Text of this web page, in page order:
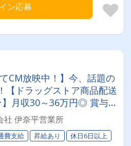
ン応募
CM放映中！】今、話題の
【ドラッグストア商品配送
月収30～36万円◎ 賞与年
充実／仕事量安定／未経
日以上】連休もあり◎プ
安心・安全」で働く。東
社 伊奈平営業所
費支給 昇給あり 休日6日以上